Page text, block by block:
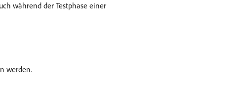
während der Testphase einer
werden.